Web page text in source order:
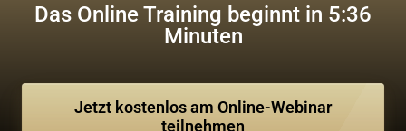
Das Online Training beginnt in 5:35
Minuten
Jetzt kostenlos am Online-Webinar
teilnehmen